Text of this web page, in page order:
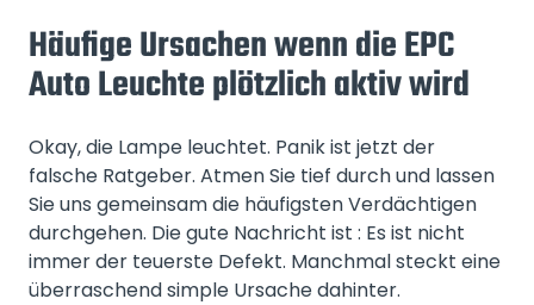
Häufige Ursachen wenn die EPC
Auto Leuchte plötzlich aktiv wird
Okay, die Lampe leuchtet. Panik ist jetzt der
falsche Ratgeber. Atmen Sie tief durch und lassen
Sie uns gemeinsam die häufigsten Verdächtigen
durchgehen. Die gute Nachricht ist : Es ist nicht
immer der teuerste Defekt. Manchmal steckt eine
überraschend simple Ursache dahinter.